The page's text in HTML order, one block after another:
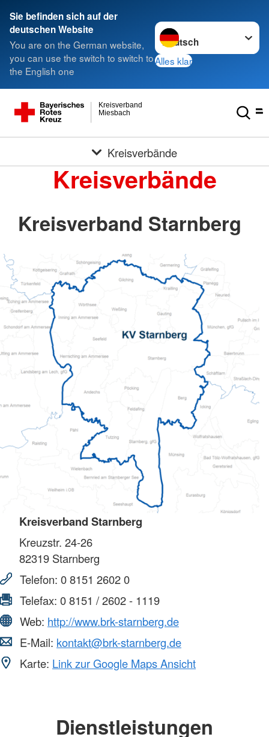
Sie befinden sich auf der
deutschen Website
You are on the German website,
you can use the switch to switch to
the English one
Sprache wechseln zu
Alles klar
Miesbach
Kreisverband
Kreisverbände
Kreisverbände
Kreisverband Starnberg
Kreisverband Starnberg
Kreuzstr. 24-26
82319 Starnberg
Telefon: 0 8151 2602 0
Telefax: 0 8151 / 2602 - 1119
Web: http://www.brk-starnberg.de
E-Mail: kontakt@brk-starnberg.de
Karte: Link zur Google Maps Ansicht
Dienstleistungen